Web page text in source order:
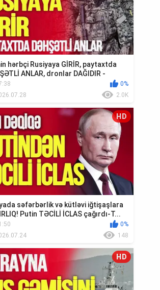
hərbçi Rusiyaya GİRİR, paytaxtda
ANLAR, dronlar DAĞIDIR -
V...
0%
2.0K
HD
səfərbərlik və kütləvi iğtişaşlara
Putin TƏCİLİ İCLAS çağırdı-T...
0%
148
HD